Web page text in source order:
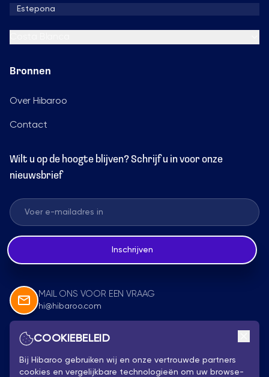
Estepona
Bronnen
Over Hibaroo
Contact
Wilt u op de hoogte blijven? Schrijf u in voor onze
nieuwsbrief
Inschrijven
MAIL ONS VOOR EEN VRAAG
hi@hibaroo.com
Volg Ons
COOKIEBELEID
Bij Hibaroo gebruiken wij en onze vertrouwde partners
cookies en vergelijkbare technologieën om uw browse-